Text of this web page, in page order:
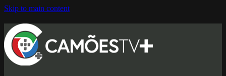
Skip to main content